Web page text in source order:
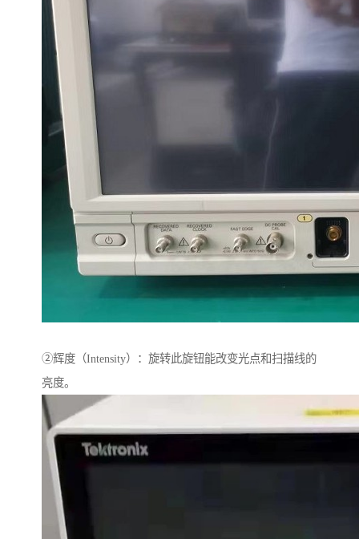
②辉度（Intensity）：旋转此旋钮能改变光点和扫描线的
亮度。